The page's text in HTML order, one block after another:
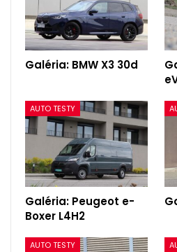
Galéria: BMW X3 30d
AUTO TESTY
Galéria: Peugeot e-
Boxer L4H2
AUTO TESTY